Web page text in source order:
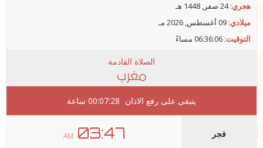
هجري: 24 صفر, 1448 هـ
ميلادي: 09 أغسطس, 2026 مـ
التوقيت: 06:36:06 مساءً
الصلاة القادمة
مغرب
يتبقى على رفع الاذان 00:07:28 ساعة
فجر 03:47
AM